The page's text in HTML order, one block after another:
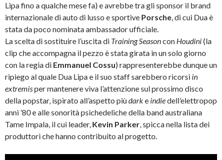
Lipa fino a qualche mese fa) e avrebbe tra gli sponsor il brand
internazionale di auto di lusso e sportive Porsche, di cui Dua è
stata da poco nominata ambassador ufficiale.
La scelta di sostituire l’uscita di Training Seasoncon Houdini(la
clip che accompagna il pezzo è stata girata in un solo giorno
con la regia di Emmanuel Cossu) rappresenterebbe dunque un
ripiego al quale Dua Lipa e il suo staff sarebbero ricorsi in
extremisper mantenere viva l’attenzione sul prossimo disco
della popstar, ispirato all’aspetto piùdarke indiedell’elettropop
anni ’80 e alle sonorità psichedeliche della band australiana
Tame Impala, il cui leader, Kevin Parker, spicca nella lista dei
produttori che hanno contribuito al progetto.